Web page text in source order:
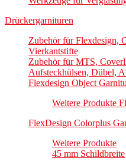
Drückergarnituren
Zubehör für Flexdesign,
Vierkantstifte
Zubehör für MTS,
Aufsteckhülsen, Dübel,
Flexdesign Object
Weitere Produkte
FlexDesign Colorplus
Weitere Produkte
45 mm Schildbreite